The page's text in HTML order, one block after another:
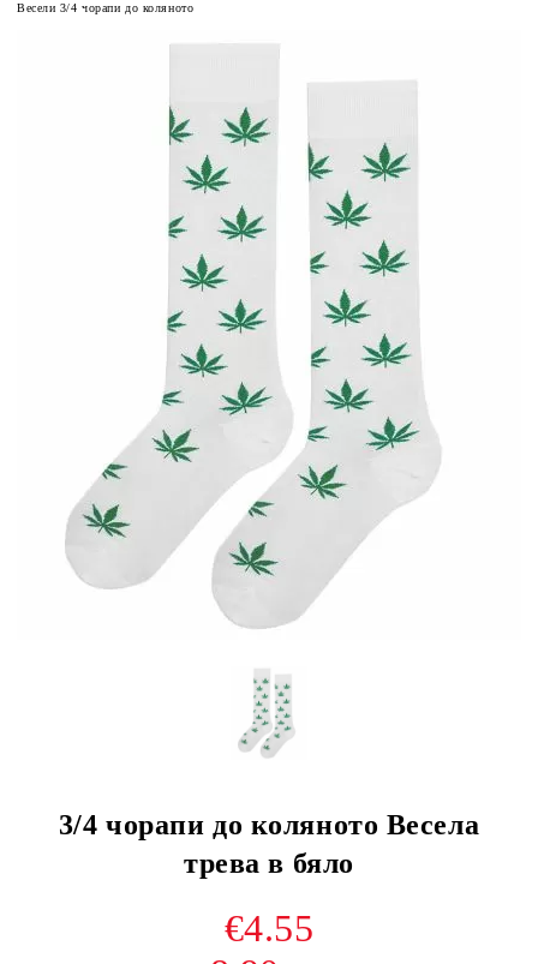
Весели 3/4 чорапи до коляното
3/4 чорапи до коляното Весела
трева в бяло
€4.55